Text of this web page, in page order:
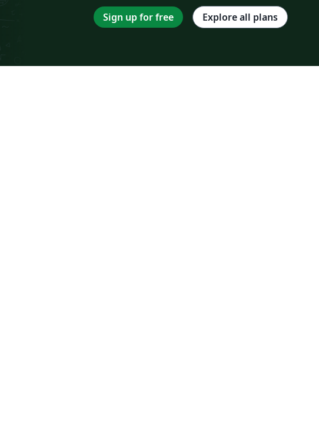
Sign up for free Explore all plans